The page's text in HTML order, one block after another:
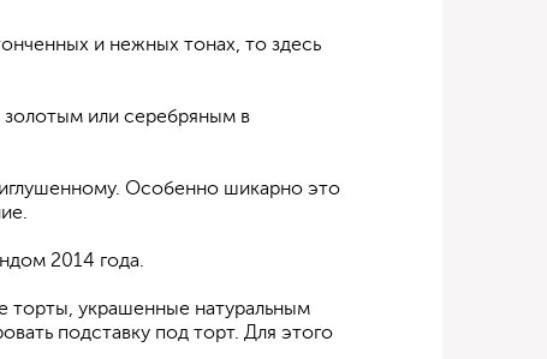
и нежных тонах, то здесь
или серебряным в
Особенно шикарно это
2014 года.
торты, украшенные натуральным
подставку под торт. Для этого